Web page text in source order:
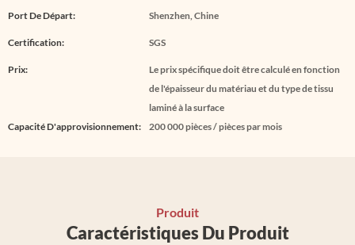
Port De Départ: Shenzhen, Chine
Certification: SGS
Prix:
Le prix spécifique doit être calculé en fonction
de l'épaisseur du matériau et du type de tissu
laminé à la surface
Capacité D'approvisionnement:
200 000 pièces / pièces par mois
Produit
Caractéristiques Du Produit